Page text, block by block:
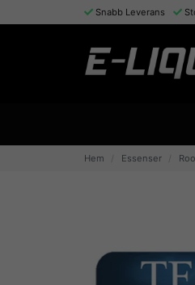
Snabb Leverans
Hem Essenser